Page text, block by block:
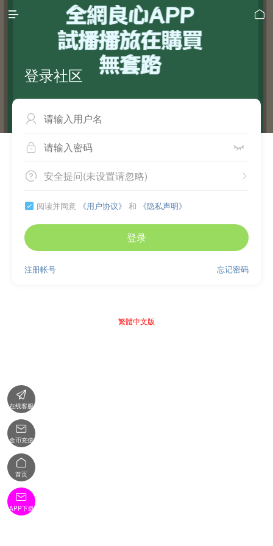
 
登录社区

 
 
安全提问(未设置请忽略)
 阅读并同意 《用户协议》 和 《隐私声明》
登录
忘记密码
注册帐号
繁體中文版

在线客服

金币充值

首页

APP下载